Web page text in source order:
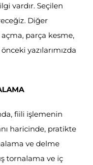
vardır. Seçilen
Diğer
parça kesme,
yazılarımızda
fiili işlemenin
haricinde, pratikte
ve delme
tornalama ve iç